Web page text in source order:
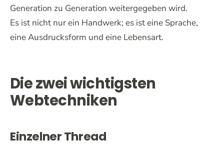
Generation zu Generation weitergegeben wird.
Es ist nicht nur ein Handwerk; es ist eine Sprache,
eine Ausdrucksform und eine Lebensart.
Die zwei wichtigsten
Webtechniken
Einzelner Thread